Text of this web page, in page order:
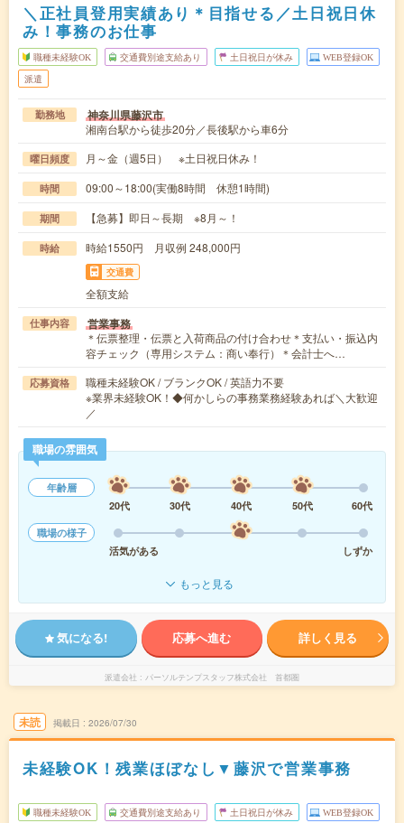
＼正社員登用実績あり＊目指せる／土日祝日休
み！事務のお仕事
職種未経験OK 交通費別途支給あり 土日祝日が休み WEB登録OK
派遣
勤務地 神奈川県藤沢市
湘南台駅から徒歩20分／長後駅から車6分
曜日頻度 月～金（週5日） ※土日祝日休み！
時間 09:00～18:00(実働8時間 休憩1時間)
期間 【急募】即日～長期 ※8月～！
時給 時給1550円 月収例 248,000円
交通費
全額支給
仕事内容 営業事務
＊伝票整理・伝票と入荷商品の付け合わせ＊支払い・振込内
容チェック（専用システム：商い奉行）＊会計士へ…
応募資格
職種未経験OK / ブランクOK / 英語力不要
※業界未経験OK！◆何かしらの事務業務経験あれば＼大歓迎
／
職場の雰囲気
年齢層
20代
30代 40代 50代
60代
職場の様子
活気がある
しずか
もっと見る
気になる! 応募へ進む 詳しく見る
派遣会社 パーソルテンプスタッフ株式会社 首都圏
未読 掲載日 2026/07/30
未経験OK！残業ほぼなし▼藤沢で営業事務
職種未経験OK 交通費別途支給あり 土日祝日が休み WEB登録OK